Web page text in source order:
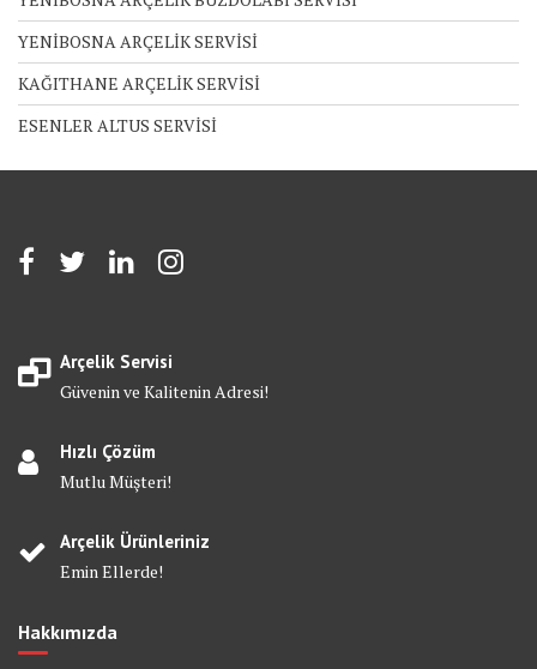
YENİBOSNA ARÇELİK SERVİSİ
KAĞITHANE ARÇELİK SERVİSİ
ESENLER ALTUS SERVİSİ
Arçelik Servisi
Güvenin ve Kalitenin Adresi!
Hızlı Çözüm
Mutlu Müşteri!
Arçelik Ürünleriniz
Emin Ellerde!
Hakkımızda